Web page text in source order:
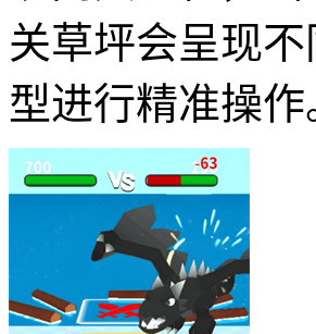
关草坪会呈现
型进行精准操作